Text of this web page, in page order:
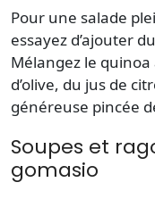
Pour une salade
essayez d’ajouter
Mélangez le quinoa
d’olive, du jus de
généreuse pincée
Soupes et
gomasio